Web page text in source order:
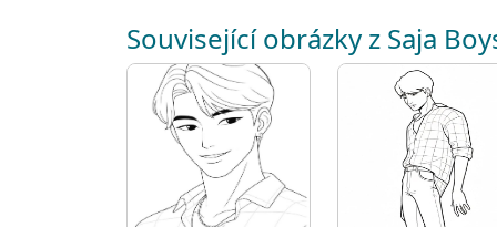
Související obrázky z Saja